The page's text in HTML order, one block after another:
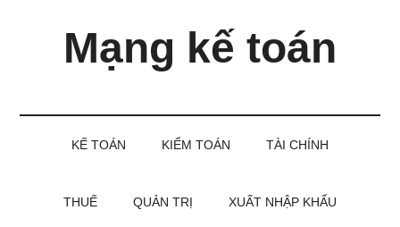
Mạng kế toán
KẾ TOÁN KIỂM TOÁN TÀI CHÍNH
THUẾ QUẢN TRỊ XUẤT NHẬP KHẨU